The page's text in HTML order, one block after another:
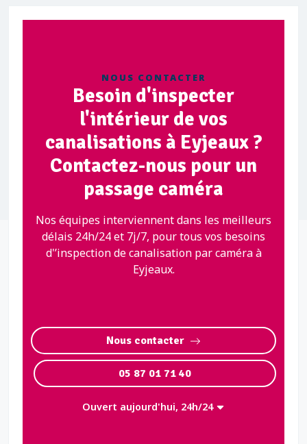
NOUS CONTACTER
Besoin d'inspecter
l'intérieur de vos
canalisations à Eyjeaux ?
Contactez-nous pour un
passage caméra
Nos équipes interviennent dans les meilleurs
délais 24h/24 et 7j/7, pour tous vos besoins
d'’inspection de canalisation par caméra à
Eyjeaux.
Nous contacter
05 87 01 71 40
Ouvert aujourd'hui, 24h/24